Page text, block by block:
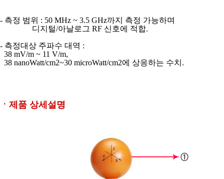
- 측정 범위 : 50 MHz ~ 3.5 GHz까지 측정 가능하며
디지털/아날로그 RF 신호에 적합.
- 측정대상 주파수 대역 :
38 mV/m ~ 11 V/m,
38 nanoWatt/cm2~30 microWatt/cm2에 상응하는 수치.
ㆍ제품 상세설명